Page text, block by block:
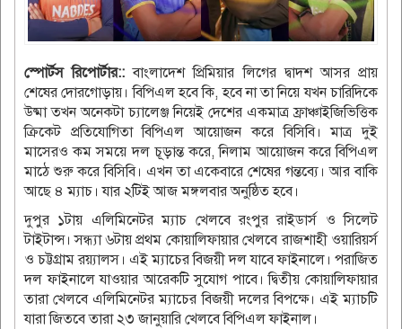
স্পোর্টস রিপোর্টার:: বাংলাদেশ প্রিমিয়ার লিগের দ্বাদশ আসর প্রায়
শেষের দোরগোড়ায়। বিপিএল হবে কি, হবে না তা নিয়ে যখন চারিদিকে
উষ্মা তখন অনেকটা চ‌্যালেঞ্জ নিয়েই দেশের একমাত্র ফ্রাঞ্চাইজিভিত্তিক
ক্রিকেট প্রতিযোগিতা বিপিএল আয়োজন করে বিসিবি। মাত্র দুই
মাসেরও কম সময়ে দল চূড়ান্ত করে, নিলাম আয়োজন করে বিপিএল
মাঠে শুরু করে বিসিবি। এখন তা একেবারে শেষের গন্তব‌্যে। আর বাকি
আছে ৪ ম‌্যাচ। যার ২টিই আজ মঙ্গলবার অনুষ্ঠিত হবে।
দুপুর ১টায় এলিমিনেটর ম‌্যাচ খেলবে রংপুর রাইডার্স ও সিলেট
টাইটান্স। সন্ধ‌্যা ৬টায় প্রথম কোয়ালিফায়ার খেলবে রাজশাহী ওয়ারিয়র্স
ও চট্টগ্রাম রয়‌্যালস। এই ম‌্যাচের বিজয়ী দল যাবে ফাইনালে। পরাজিত
দল ফাইনালে যাওয়ার আরেকটি সুযোগ পাবে। দ্বিতীয় কোয়ালিফায়ার
তারা খেলবে এলিমিনেটর ম‌্যাচের বিজয়ী দলের বিপক্ষে। এই ম‌্যাচটি
যারা জিতবে তারা ২৩ জানুয়ারি খেলবে বিপিএল ফাইনাল।